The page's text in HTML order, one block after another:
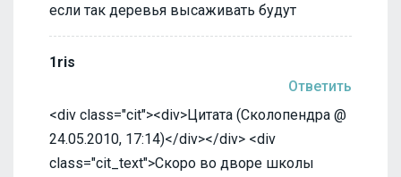
если так деревья высаживать будут
1ris
Ответить
<div class="cit"><div>Цитата (Сколопендра @
24.05.2010, 17:14)</div></div> <div
class="cit_text">Скоро во дворе школы